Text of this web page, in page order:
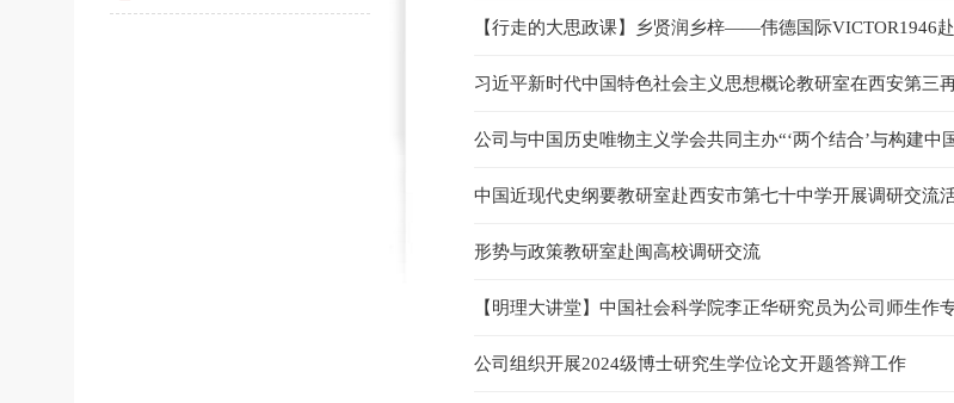
【行走的大思政课】乡贤润乡梓——伟德国际VICTOR1946
习近平新时代中国特色社会主义思想概论教研室在西安第三
公司与中国历史唯物主义学会共同主办“‘两个结合’与构建
中国近现代史纲要教研室赴西安市第七十中学开展调研交流
形势与政策教研室赴闽高校调研交流
【明理大讲堂】中国社会科学院李正华研究员为公司师生作
公司组织开展2024级博士研究生学位论文开题答辩工作